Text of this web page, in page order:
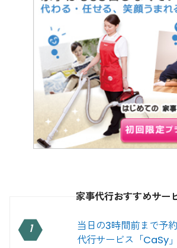
家事代行おすすめサー
1
当日の3時間前まで予
代行サービス「CaSy」